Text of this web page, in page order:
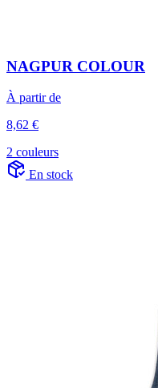
NAGPUR COLOUR
À partir de
8,62 €
2 couleurs
En stock